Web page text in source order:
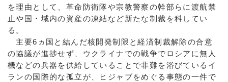
を理由として、革命防衛隊や宗教警察の幹部らに渡航禁
止や国・域内の資産の凍結など新たな制裁を科してい
る。
主要6ヵ国と結んだ核開発制限と経済制裁解除の合意
の協議が進捗せず、ウクライナでの戦争でロシアに無人
機などの兵器を供給していることで非難を浴びているイ
ランの国際的な孤立が、ヒジャブをめぐる事態の一件で